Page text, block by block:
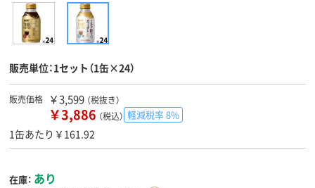
販売単位：1セット（1缶×24）
販売価格 ￥3,599 （税抜き）
￥3,886 （税込） 軽減税率 8%
1缶あたり￥161.92
在庫： あり